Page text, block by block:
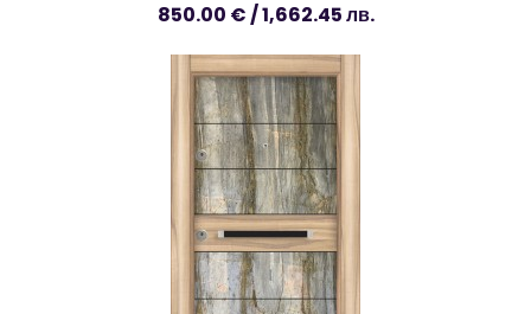
850.00 € / 1,662.45 лв.